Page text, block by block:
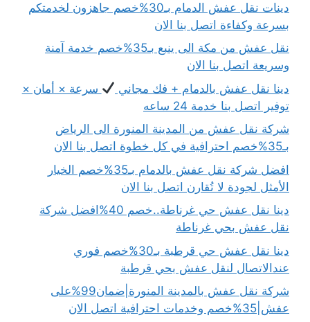
دينات نقل عفش الدمام بـ30%خصم جاهزون لخدمتكم
بسرعة وكفاءة اتصل بنا الان
نقل عفش من مكة الى ينبع بـ35%خصم خدمة آمنة
وسريعة اتصل بنا الان
دينا نقل عفش بالدمام + فك مجاني
سرعة × أمان ×
توفير اتصل بنا خدمة 24 ساعه
شركة نقل عفش من المدينة المنورة الى الرياض
بـ35%خصم احترافية في كل خطوة اتصل بنا الان
افضل شركة نقل عفش بالدمام بـ35%خصم الخيار
الأمثل لجودة لا تُقارن اتصل بنا الان
دينا نقل عفش حي غرناطة..خصم 40%افضل شركة
نقل عفش بحي غرناطة
دينا نقل عفش حي قرطبة بـ30%خصم فوري
عندالاتصال لنقل عفش بحي قرطبة
شركة نقل عفش بالمدينة المنورة|ضمان99%على
عفش|35%خصم وخدمات احترافية اتصل الان